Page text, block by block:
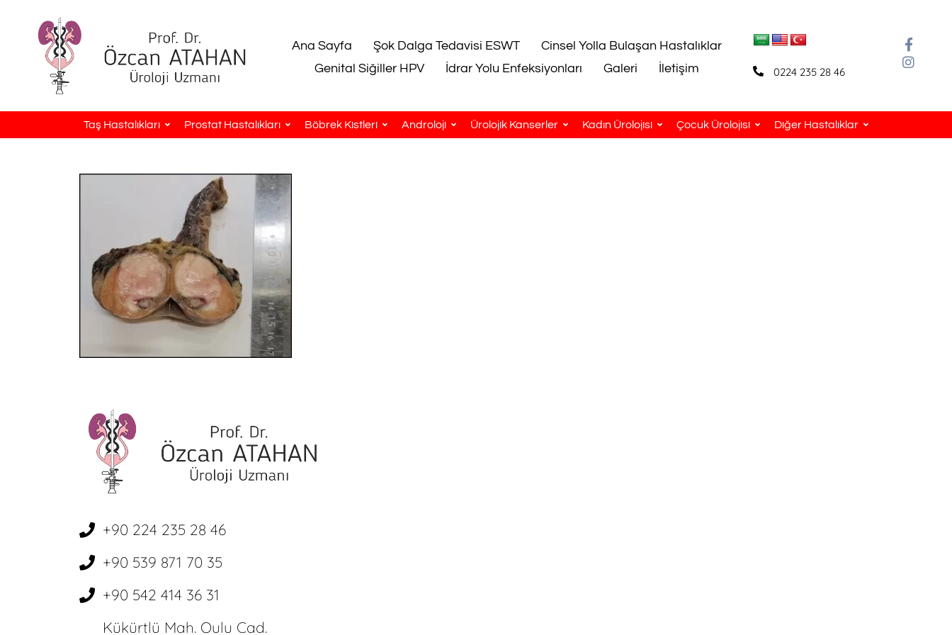
Ana Sayfa Şok Dalga Tedavisi ESWT
Cinsel Yolla Bulaşan Hastalıklar
Genital Siğiller HPV
İdrar Yolu Enfeksiyonları Galeri İletişim 0224 235 28 46
Taş Hastalıkları Prostat Hastalıkları Böbrek Kistleri Androloji Ürolojik Kanserler Kadın Ürolojisi Çocuk Ürolojisi Diğer Hastalıklar
+90 224 235 28 46
+90 539 871 70 35
+90 542 414 36 31
Kükürtlü Mah. Oulu Cad.